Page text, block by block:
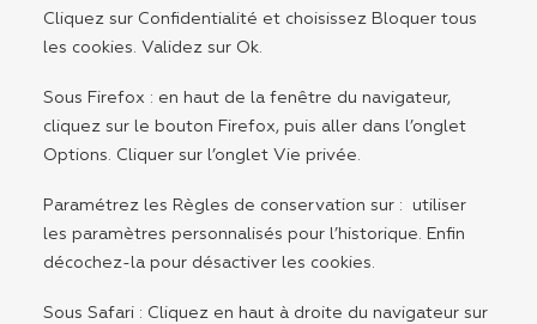
Cliquez sur Confidentialité et choisissez Bloquer tous
les cookies. Validez sur Ok.
Sous Firefox : en haut de la fenêtre du navigateur,
cliquez sur le bouton Firefox, puis aller dans l’onglet
Options. Cliquer sur l’onglet Vie privée.
Paramétrez les Règles de conservation sur : utiliser
les paramètres personnalisés pour l’historique. Enfin
décochez-la pour désactiver les cookies.
Sous Safari : Cliquez en haut à droite du navigateur sur